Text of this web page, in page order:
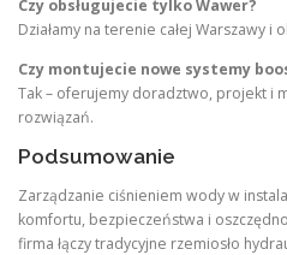
Czy obsługujecie tylko Wawer?
Działamy na terenie całej Warszawy i
Czy montujecie nowe systemy
Tak – oferujemy doradztwo, projekt i
rozwiązań.
Podsumowanie
Zarządzanie ciśnieniem wody w
komfortu, bezpieczeństwa i
firma łączy tradycyjne rzemiosło